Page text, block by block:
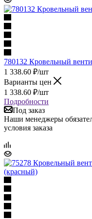
780132 Кровельный
1 338.60 ₽/шт
Варианты цен
1 338.60 ₽/шт
Подробности
Под заказ
Наши менеджеры
условия заказа